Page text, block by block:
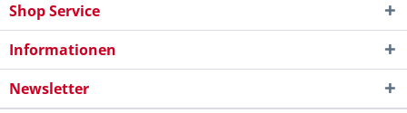
Shop Service
Informationen
Newsletter